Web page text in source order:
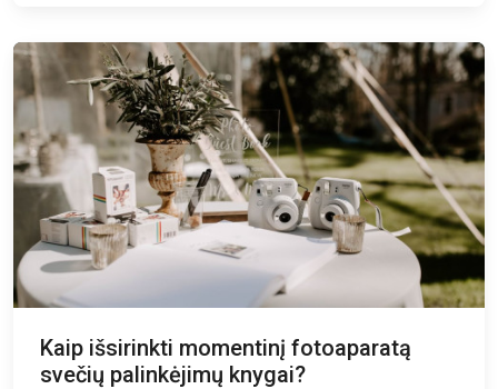
Kaip išsirinkti momentinį fotoaparatą
svečių palinkėjimų knygai?